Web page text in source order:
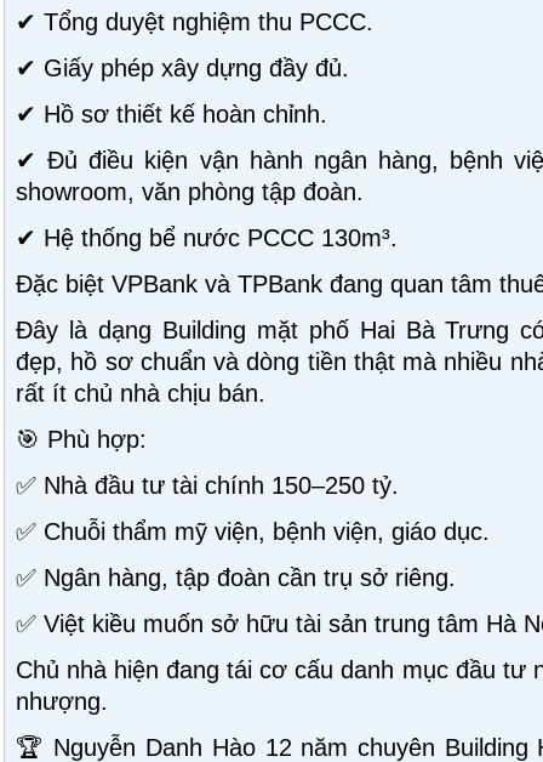
✔ Tổng duyệt nghiệm thu PCCC.
✔ Giấy phép xây dựng đầy đủ.
✔ Hồ sơ thiết kế hoàn chỉnh.
✔ Đủ điều kiện vận hành ngân hàng, bệnh
showroom, văn phòng tập đoàn.
✔ Hệ thống bể nước PCCC 130m³.
Đặc biệt VPBank và TPBank đang quan tâm
Đây là dạng Building mặt phố Hai Bà Trưng
đẹp, hồ sơ chuẩn và dòng tiền thật mà nhiều
rất ít chủ nhà chịu bán.
🎯 Phù hợp:
✅ Nhà đầu tư tài chính 150–250 tỷ.
✅ Chuỗi thẩm mỹ viện, bệnh viện, giáo dục.
✅ Ngân hàng, tập đoàn cần trụ sở riêng.
✅ Việt kiều muốn sở hữu tài sản trung tâm Hà
Chủ nhà hiện đang tái cơ cấu danh mục đầu tư
nhượng.
🏆 Nguyễn Danh Hào 12 năm chuyên Building